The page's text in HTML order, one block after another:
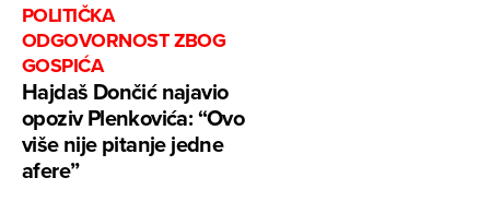
POLITIČKA
ODGOVORNOST ZBOG
GOSPIĆA
Hajdaš Dončić najavio
opoziv Plenkovića: “Ovo
više nije pitanje jedne
afere”